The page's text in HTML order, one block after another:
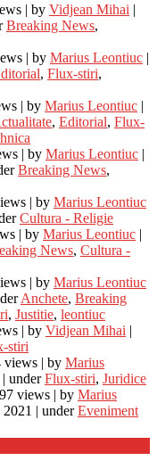
| by Vidjean Mihai |
Breaking News,
| by Marius Leontiuc |
, Flux-stiri,
| by Marius Leontiuc |
, Editorial, Flux-
| by Marius Leontiuc |
Breaking News,
| by Marius Leontiuc
Cultura - Religie
| by Marius Leontiuc |
News, Cultura -
| by Marius Leontiuc
Anchete, Breaking
, Justitie, leontiuc
| by Vidjean Mihai |
stiri
views | by Marius
| underFlux-stiri, Juridice
views | by Marius
| underEveniment